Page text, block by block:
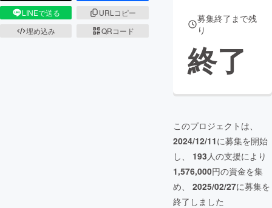
LINEで送る
URLコピー
埋め込み
QRコード
募集終了まで残
り
終了
このプロジェクトは、
2024/12/11に募集を開始
し、 193人の支援により
1,576,000円の資金を集
め、 2025/02/27に募集を
終了しました